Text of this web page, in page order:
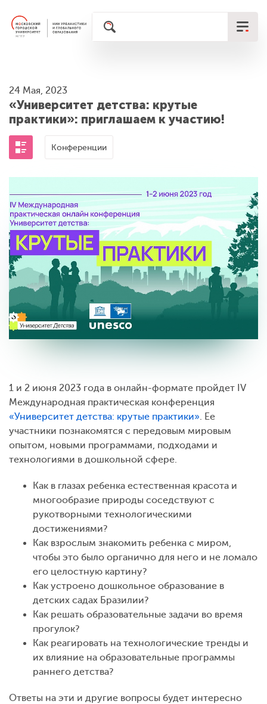
24 Мая, 2023
«Университет детства: крутые
практики»: приглашаем к участию!
Конференции
1 и 2 июня 2023 года в онлайн-формате пройдет IV
Международная практическая конференция
«Университет детства: крутые практики». Ее
участники познакомятся с передовым мировым
опытом, новыми программами, подходами и
технологиями в дошкольной сфере.
Как в глазах ребенка естественная красота и
многообразие природы соседствуют с
рукотворными технологическими
достижениями?
Как взрослым знакомить ребенка с миром,
чтобы это было органично для него и не ломало
его целостную картину?
Как устроено дошкольное образование в
детских садах Бразилии?
Как решать образовательные задачи во время
прогулок?
Как реагировать на технологические тренды и
их влияние на образовательные программы
раннего детства?
Ответы на эти и другие вопросы будет интересно